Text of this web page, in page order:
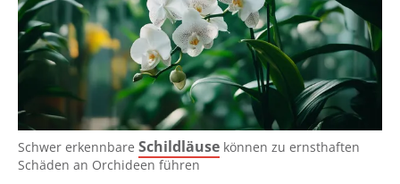
Schwer erkennbare Schildläuse können zu ernsthaften
Schäden an Orchideen führen